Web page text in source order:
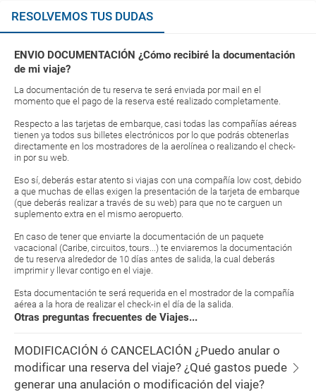
RESOLVEMOS TUS DUDAS
ENVIO DOCUMENTACIÓN ¿Cómo recibiré la documentación
de mi viaje?
La documentación de tu reserva te será enviada por mail en el
momento que el pago de la reserva esté realizado completamente.
Respecto a las tarjetas de embarque, casi todas las compañías aéreas
tienen ya todos sus billetes electrónicos por lo que podrás obtenerlas
directamente en los mostradores de la aerolínea o realizando el check-
in por su web.
Eso sí, deberás estar atento si viajas con una compañía low cost, debido
a que muchas de ellas exigen la presentación de la tarjeta de embarque
(que deberás realizar a través de su web) para que no te carguen un
suplemento extra en el mismo aeropuerto.
En caso de tener que enviarte la documentación de un paquete
vacacional (Caribe, circuitos, tours...) te enviaremos la documentación
de tu reserva alrededor de 10 días antes de salida, la cual deberás
imprimir y llevar contigo en el viaje.
Esta documentación te será requerida en el mostrador de la compañía
aérea a la hora de realizar el check-in el día de la salida.
Otras preguntas frecuentes de Viajes...
MODIFICACIÓN ó CANCELACIÓN ¿Puedo anular o
modificar una reserva del viaje? ¿Qué gastos puede
generar una anulación o modificación del viaje?